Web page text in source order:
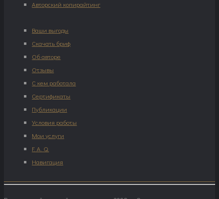
Авторский копирайтинг
Ваши выгоды
Скачать бриф
Об авторе
Отзывы
С кем работала
Сертификаты
Публикации
Условия работы
Мои услуги
F. A. Q.
Навигация